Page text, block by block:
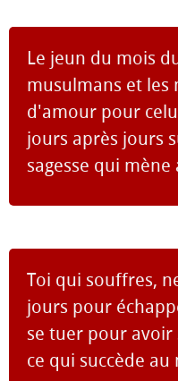
Le jeun du mois
musulmans et les
d'amour pour
jours après jours
sagesse qui mène
Toi qui souffres,
jours pour
se tuer pour avoir
ce qui succède au